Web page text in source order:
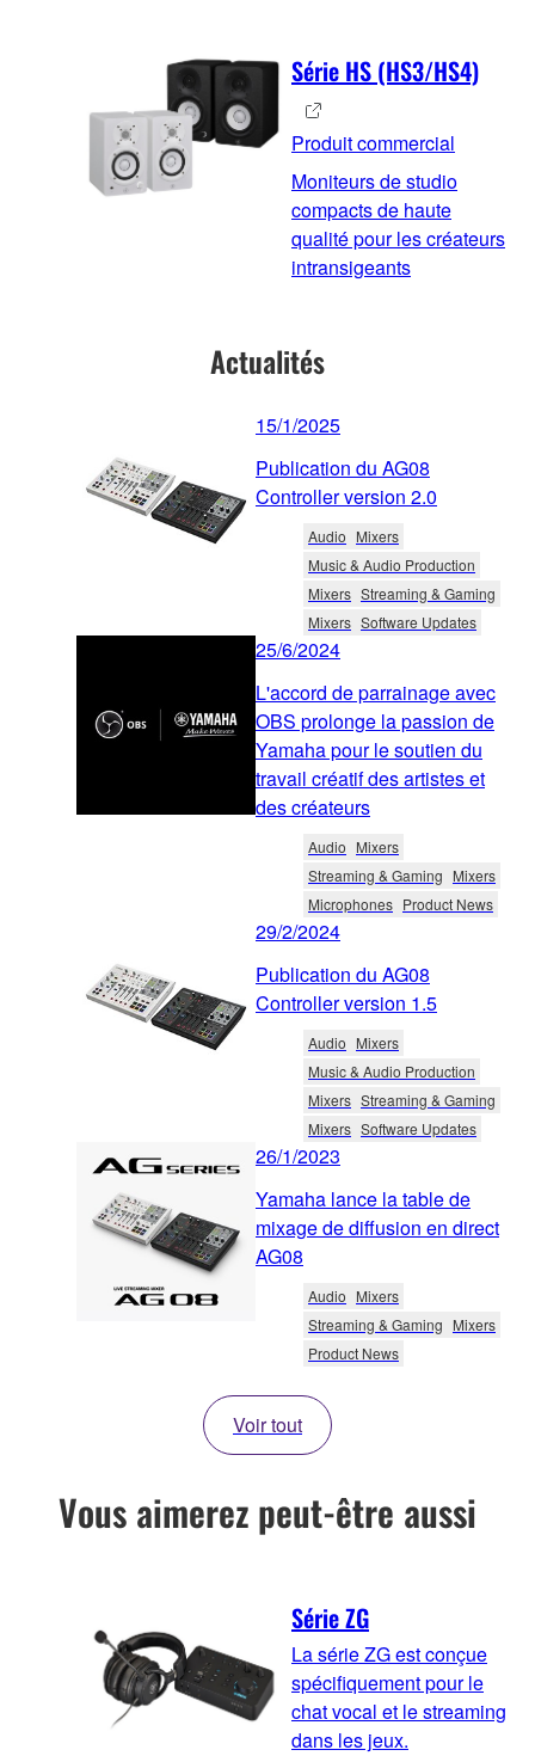
Série HS (HS3/HS4)
Produit commercial
Moniteurs de studio
compacts de haute
qualité pour les créateurs
intransigeants
Actualités
15/1/2025
Publication du AG08
Controller version 2.0
Audio Mixers
Music & Audio Production
Mixers Streaming & Gaming
Mixers Software Updates
25/6/2024
L'accord de parrainage avec
OBS prolonge la passion de
Yamaha pour le soutien du
travail créatif des artistes et
des créateurs
Audio Mixers
Streaming & Gaming Mixers
Microphones Product News
29/2/2024
Publication du AG08
Controller version 1.5
Audio Mixers
Music & Audio Production
Mixers Streaming & Gaming
Mixers Software Updates
26/1/2023
Yamaha lance la table de
mixage de diffusion en direct
AG08
Audio Mixers
Streaming & Gaming Mixers
Product News
Voir tout
Vous aimerez peut-être aussi
Série ZG
La série ZG est conçue
spécifiquement pour le
chat vocal et le streaming
dans les jeux.